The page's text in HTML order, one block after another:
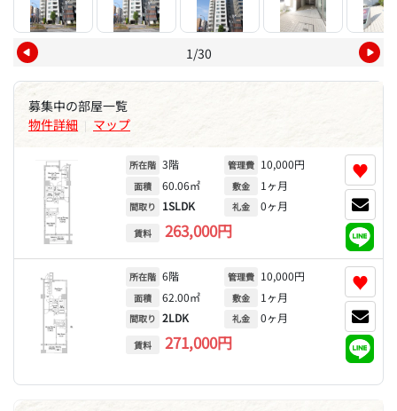
1/30
募集中の部屋一覧
物件詳細 | マップ
所在階 3階
面積 60.06㎡
間取り 1SLDK
賃料 263,000円
管理費 10,000円
敷金 1ヶ月
礼金 0ヶ月
♥
所在階 6階
面積 62.00㎡
間取り 2LDK
賃料 271,000円
管理費 10,000円
敷金 1ヶ月
礼金 0ヶ月
♥